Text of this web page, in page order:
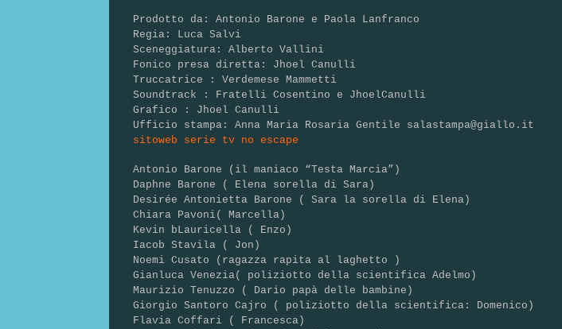
Prodotto da: Antonio Barone e Paola Lanfranco
Regia: Luca Salvi
Sceneggiatura: Alberto Vallini
Fonico presa diretta: Jhoel Canulli
Truccatrice : Verdemese Mammetti
Soundtrack : Fratelli Cosentino e JhoelCanulli
Grafico : Jhoel Canulli
Ufficio stampa: Anna Maria Rosaria Gentile salastampa@giallo.it
sitoweb serie tv no escape
Antonio Barone (il maniaco “Testa Marcia”)
Daphne Barone ( Elena sorella di Sara)
Desirée Antonietta Barone ( Sara la sorella di Elena)
Chiara Pavoni( Marcella)
Kevin bLauricella ( Enzo)
Iacob Stavila ( Jon)
Noemi Cusato (ragazza rapita al laghetto )
Gianluca Venezia( poliziotto della scientifica Adelmo)
Maurizio Tenuzzo ( Dario papà delle bambine)
Giorgio Santoro Cajro ( poliziotto della scientifica: Domenico)
Flavia Coffari ( Francesca)